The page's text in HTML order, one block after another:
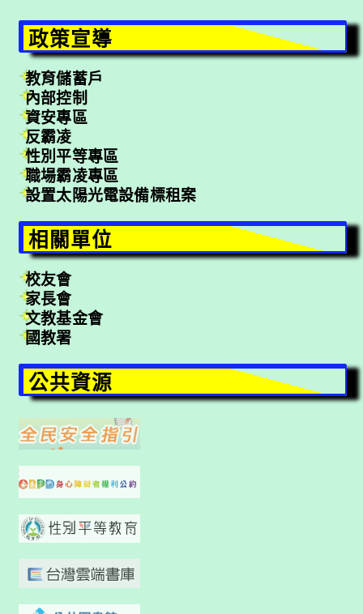
政策宣導
教育儲蓄戶
內部控制
資安專區
反霸凌
性別平等專區
職場霸凌專區
設置太陽光電設備標租案
相關單位
校友會
家長會
文教基金會
國教署
公共資源